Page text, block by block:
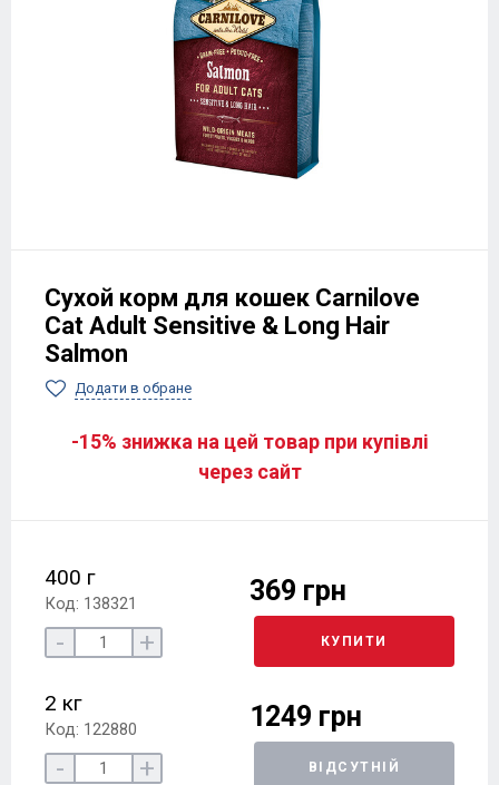
Сухой корм для кошек Carnilove
Cat Adult Sensitive & Long Hair
Salmon
Додати в обране
-15% знижка на цей товар при купівлі
через сайт
400 г
Код: 138321 369 грн
- + КУПИТИ
2 кг
Код: 122880 1249 грн
- + ВІДСУТНІЙ